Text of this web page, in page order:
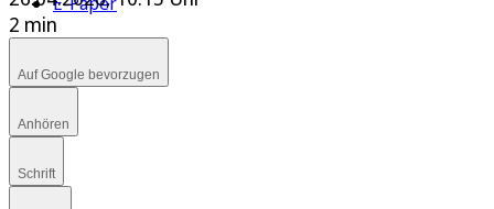
2 min
Auf Google bevorzugen
Anhören
Schrift